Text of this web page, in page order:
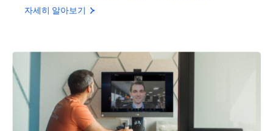
자세히 알아보기